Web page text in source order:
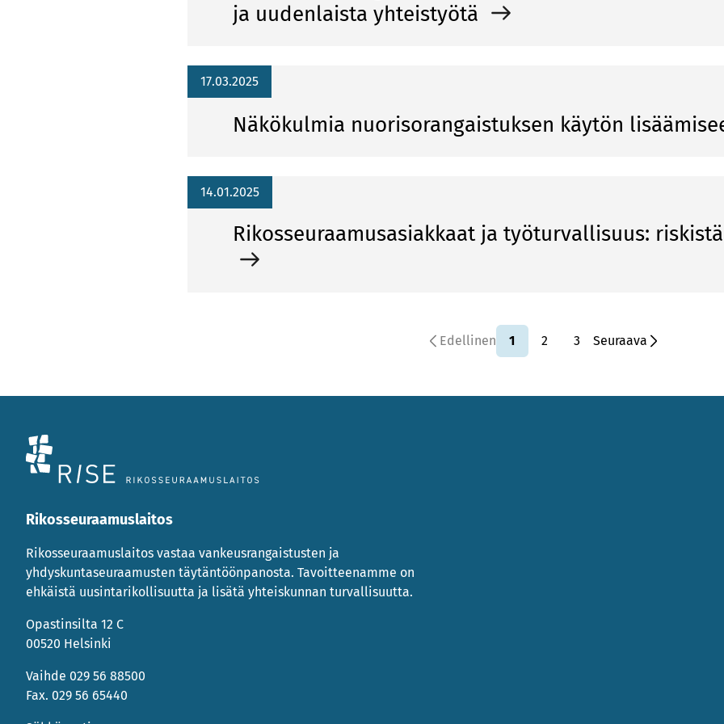
ja uu­den­lais­ta yh­teis­työ­tä
17.03.2025
Nä­kö­kul­mia nuo­ri­so­ran­gais­tuk­sen käy­tön
14.01.2025
Ri­kos­seu­raa­mus­asiak­kaat ja työ­tur­val­li­suus:
Edellinen 1 2 3 Seuraava
Rikosseuraamuslaitos
Rikosseuraamuslaitos vastaa vankeusrangaistusten ja
yhdyskuntaseuraamusten täytäntöönpanosta. Tavoitteenamme on
ehkäistä uusintarikollisuutta ja lisätä yhteiskunnan turvallisuutta.
Opastinsilta 12 C
00520 Helsinki
Vaihde 029 56 88500
Fax. 029 56 65440